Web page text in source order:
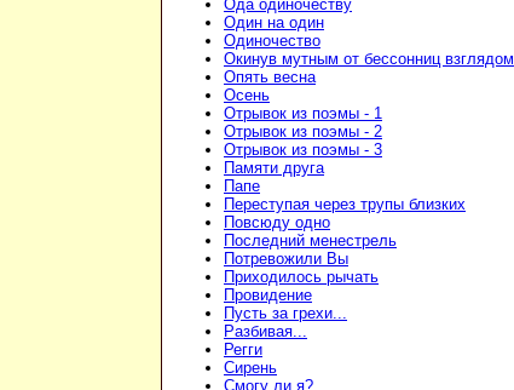
Ода одиночеству
Один на один
Одиночество
Окинув мутным от бессонниц взглядом
Опять весна
Осень
Отрывок из поэмы - 1
Отрывок из поэмы - 2
Отрывок из поэмы - 3
Памяти друга
Папе
Переступая через трупы близких
Повсюду одно
Последний менестрель
Потревожили Вы
Приходилось рычать
Провидение
Пусть за грехи...
Разбивая...
Регги
Сирень
Смогу ли я?